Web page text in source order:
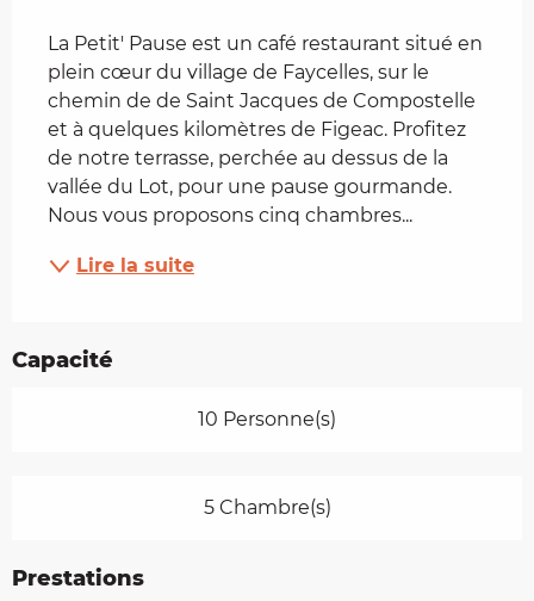
La Petit' Pause est un café restaurant situé en
plein cœur du village de Faycelles, sur le
chemin de de Saint Jacques de Compostelle
et à quelques kilomètres de Figeac. Profitez
de notre terrasse, perchée au dessus de la
vallée du Lot, pour une pause gourmande.
Nous vous proposons cinq chambres...
Lire la suite
Capacité
10 Personne(s)
5 Chambre(s)
Prestations